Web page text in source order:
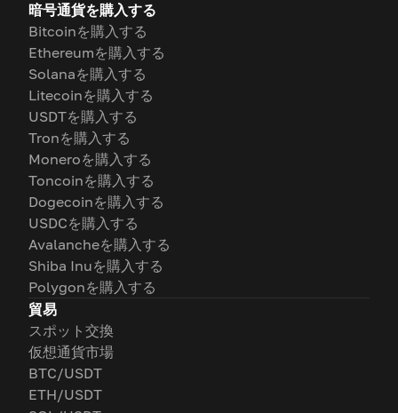
暗号通貨を購入する
Bitcoinを購入する
Ethereumを購入する
Solanaを購入する
Litecoinを購入する
USDTを購入する
Tronを購入する
Moneroを購入する
Toncoinを購入する
Dogecoinを購入する
USDCを購入する
Avalancheを購入する
Shiba Inuを購入する
Polygonを購入する
貿易
スポット交換
仮想通貨市場
BTC/USDT
ETH/USDT